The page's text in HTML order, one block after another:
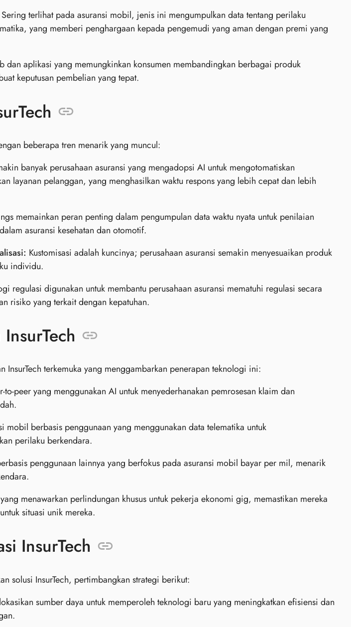
Sering terlihat pada asuransi mobil, jenis ini mengumpulkan data tentang perilaku
yang memberi penghargaan kepada pengemudi yang aman dengan premi yang
dan aplikasi yang memungkinkan konsumen membandingkan berbagai produk
keputusan pembelian yang tepat.
beberapa tren menarik yang muncul:
banyak perusahaan asuransi yang mengadopsi AI untuk mengotomatiskan
layanan pelanggan, yang menghasilkan waktu respons yang lebih cepat dan lebih
memainkan peran penting dalam pengumpulan data waktu nyata untuk penilaian
asuransi kesehatan dan otomotif.
Kustomisasi adalah kuncinya; perusahaan asuransi semakin menyesuaikan produk
individu.
regulasi digunakan untuk membantu perusahaan asuransi mematuhi regulasi secara
risiko yang terkait dengan kepatuhan.
InsurTech terkemuka yang menggambarkan penerapan teknologi ini:
to-peer yang menggunakan AI untuk menyederhanakan pemrosesan klaim dan
mobil berbasis penggunaan yang menggunakan data telematika untuk
perilaku berkendara.
penggunaan lainnya yang berfokus pada asuransi mobil bayar per mil, menarik
menawarkan perlindungan khusus untuk pekerja ekonomi gig, memastikan mereka
situasi unik mereka.
InsurTech
solusi InsurTech, pertimbangkan strategi berikut:
sumber daya untuk memperoleh teknologi baru yang meningkatkan efisiensi dan